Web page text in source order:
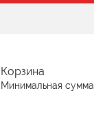
Корзина
Минимальная